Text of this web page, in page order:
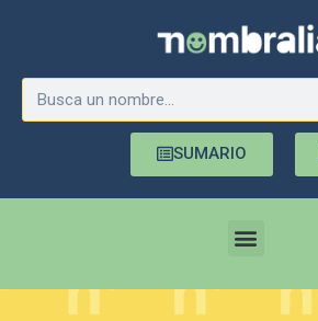
SUMARIO